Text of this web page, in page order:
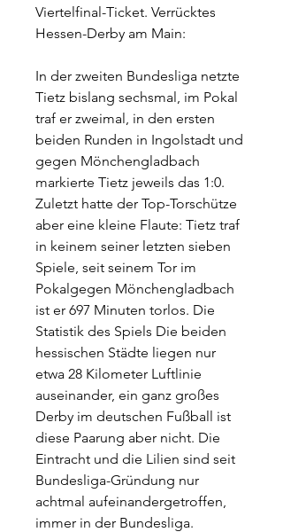
Viertelfinal-Ticket. Verrücktes
Hessen-Derby am Main:
In der zweiten Bundesliga netzte
Tietz bislang sechsmal, im Pokal
traf er zweimal, in den ersten
beiden Runden in Ingolstadt und
gegen Mönchengladbach
markierte Tietz jeweils das 1:0.
Zuletzt hatte der Top-Torschütze
aber eine kleine Flaute: Tietz traf
in keinem seiner letzten sieben
Spiele, seit seinem Tor im
Pokalgegen Mönchengladbach
ist er 697 Minuten torlos. Die
Statistik des Spiels Die beiden
hessischen Städte liegen nur
etwa 28 Kilometer Luftlinie
auseinander, ein ganz großes
Derby im deutschen Fußball ist
diese Paarung aber nicht. Die
Eintracht und die Lilien sind seit
Bundesliga-Gründung nur
achtmal aufeinandergetroffen,
immer in der Bundesliga.